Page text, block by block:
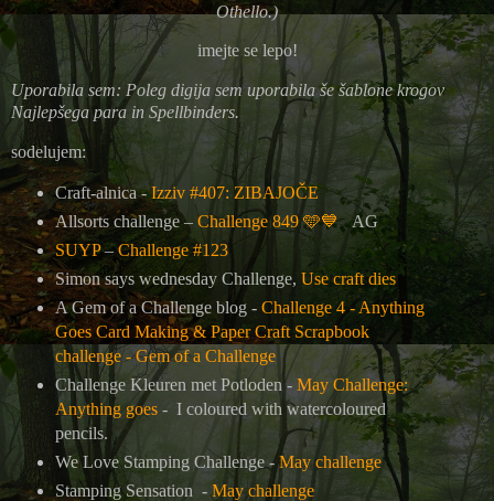
Othello.)
imejte se lepo!
Uporabila sem: Poleg digija sem uporabila še šablone krogov
Najlepšega para in Spellbinders.
sodelujem:
Craft-alnica -Izziv #407: ZIBAJOČE
Allsorts challenge – Challenge 849🩵💙AG
SUYP–Challenge #123
Simon says wednesday Challenge, Use craft dies
A Gem of a Challenge blog - Challenge 4 - Anything
Goes Card Making & Paper Craft Scrapbook
challenge - Gem of a Challenge
Challenge Kleuren met Potloden - May Challenge:
Anything goes- I coloured with watercoloured
pencils.
We Love Stamping Challenge - May challenge
Stamping Sensation - May challenge